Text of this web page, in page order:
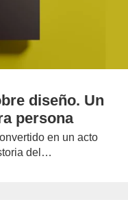
diseño. Un
persona
en un acto
del…